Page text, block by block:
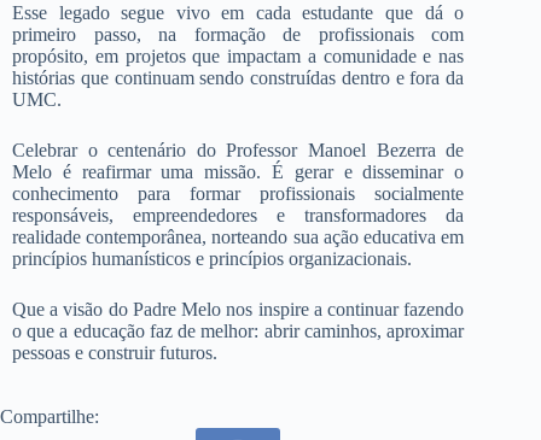
Esse legado segue vivo em cada estudante que dá o
primeiro passo, na formação de profissionais com
propósito, em projetos que impactam a comunidade e nas
histórias que continuam sendo construídas dentro e fora da
UMC.
Celebrar o centenário do Professor Manoel Bezerra de
Melo é reafirmar uma missão. É gerar e disseminar o
conhecimento para formar profissionais socialmente
responsáveis, empreendedores e transformadores da
realidade contemporânea, norteando sua ação educativa em
princípios humanísticos e princípios organizacionais.
Que a visão do Padre Melo nos inspire a continuar fazendo
o que a educação faz de melhor: abrir caminhos, aproximar
pessoas e construir futuros.
Compartilhe: